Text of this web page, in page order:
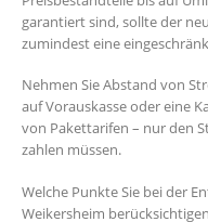
garantiert sind, sollte der
zumindest eine
Nehmen Sie Abstand von
auf Vorauskasse oder eine
von Pakettarifen – nur den
zahlen müssen.
Welche Punkte Sie bei der
Weikersheim